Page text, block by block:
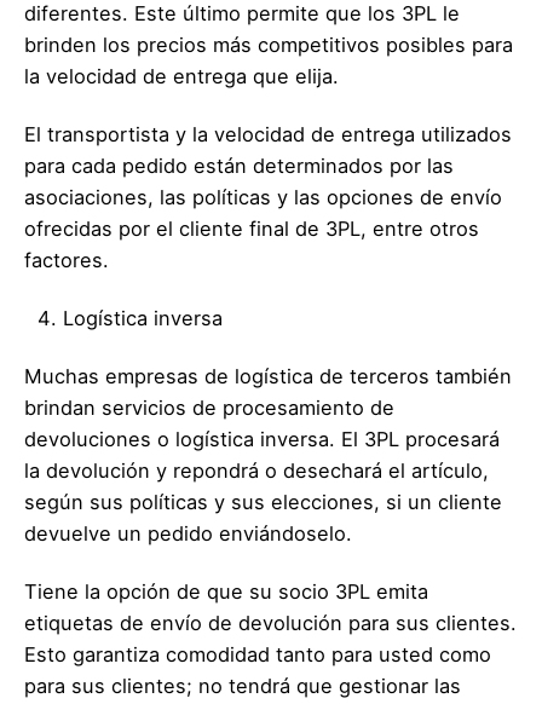
diferentes. Este último permite que los 3PL le
brinden los precios más competitivos posibles para
la velocidad de entrega que elija.
El transportista y la velocidad de entrega utilizados
para cada pedido están determinados por las
asociaciones, las políticas y las opciones de envío
ofrecidas por el cliente final de 3PL, entre otros
factores.
Logística inversa
Muchas empresas de logística de terceros también
brindan servicios de procesamiento de
devoluciones o logística inversa. El 3PL procesará
la devolución y repondrá o desechará el artículo,
según sus políticas y sus elecciones, si un cliente
devuelve un pedido enviándoselo.
Tiene la opción de que su socio 3PL emita
etiquetas de envío de devolución para sus clientes.
Esto garantiza comodidad tanto para usted como
para sus clientes; no tendrá que gestionar las